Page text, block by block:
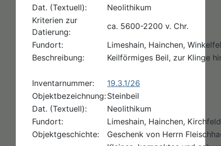
Dat. (Textuell):
Neolithikum
Kriterien zur
Datierung:
ca. 5600-2200 v. Chr.
Fundort:
Limeshain, Hainchen,
Beschreibung:
Keilförmiges Beil, zur Klinge
Inventarnummer:
19.3.1/26
Objektbezeichnung:Steinbeil
Dat. (Textuell):
Neolithikum
Fundort:
Limeshain, Hainchen,
Objektgeschichte:
Geschenk von Herrn